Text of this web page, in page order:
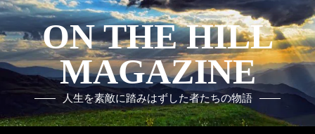
ON THE HILL
MAGAZINE
人生を素敵に踏みはずした者たちの物語